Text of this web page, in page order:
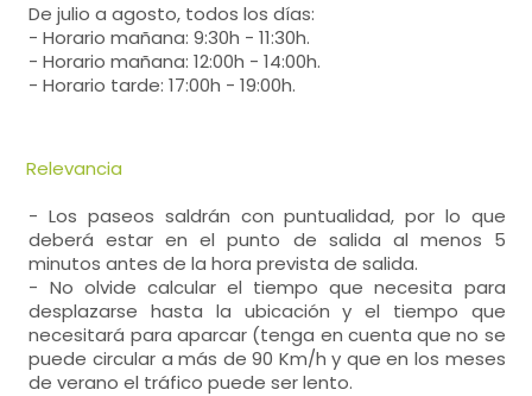
De julio a agosto, todos los días:
- Horario mañana: 9:30h - 11:30h.
- Horario mañana: 12:00h - 14:00h.
- Horario tarde: 17:00h - 19:00h.
Relevancia
- Los paseos saldrán con puntualidad, por lo que
deberá estar en el punto de salida al menos 5
minutos antes de la hora prevista de salida.
- No olvide calcular el tiempo que necesita para
desplazarse hasta la ubicación y el tiempo que
necesitará para aparcar (tenga en cuenta que no se
puede circular a más de 90 Km/h y que en los meses
de verano el tráfico puede ser lento.